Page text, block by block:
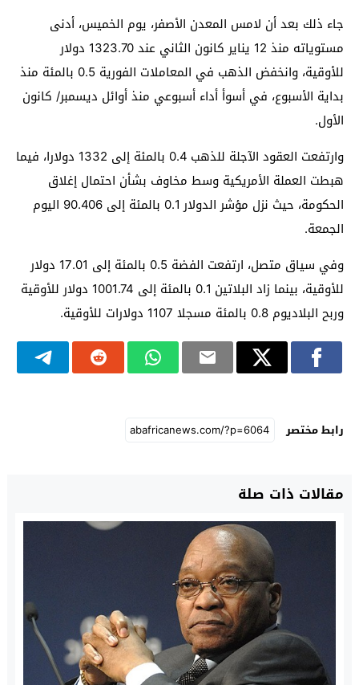
جاء ذلك بعد أن لامس المعدن الأصفر، يوم الخميس، أدنى
مستوياته منذ 12 يناير كانون الثاني عند 1323.70 دولار
للأوقية، وانخفض الذهب في المعاملات الفورية 0.5 بالمئة منذ
بداية الأسبوع، في أسوأ أداء أسبوعي منذ أوائل ديسمبر/ كانون
الأول.
وارتفعت العقود الآجلة للذهب 0.4 بالمئة إلى 1332 دولارا، فيما
هبطت العملة الأمريكية وسط مخاوف بشأن احتمال إغلاق
الحكومة، حيث نزل مؤشر الدولار 0.1 بالمئة إلى 90.406 اليوم
الجمعة.
وفي سياق متصل، ارتفعت الفضة 0.5 بالمئة إلى 17.01 دولار
للأوقية، بينما زاد البلاتين 0.1 بالمئة إلى 1001.74 دولار للأوقية
وربح البلاديوم 0.8 بالمئة مسجلا 1107 دولارات للأوقية.
رابط مختصر
مقالات ذات صلة